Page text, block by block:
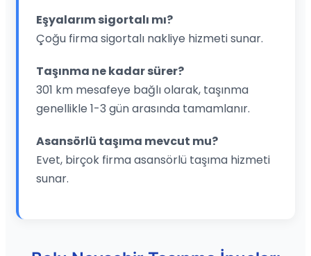
Eşyalarım sigortalı mı?
Çoğu firma sigortalı nakliye hizmeti sunar.
Taşınma ne kadar sürer?
301 km mesafeye bağlı olarak, taşınma
genellikle 1-3 gün arasında tamamlanır.
Asansörlü taşıma mevcut mu?
Evet, birçok firma asansörlü taşıma hizmeti
sunar.